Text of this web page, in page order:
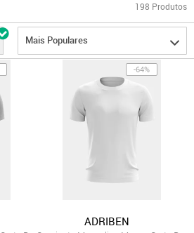
198 Produtos
Mais Populares
-64%
ADRIBEN